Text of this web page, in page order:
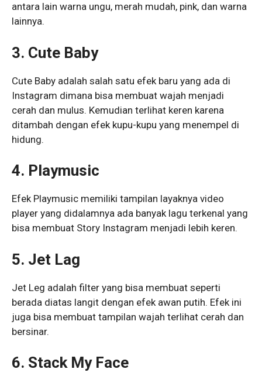
antara lain warna ungu, merah mudah, pink, dan warna
lainnya.
3. Cute Baby
Cute Baby adalah salah satu efek baru yang ada di
Instagram dimana bisa membuat wajah menjadi
cerah dan mulus. Kemudian terlihat keren karena
ditambah dengan efek kupu-kupu yang menempel di
hidung.
4. Playmusic
Efek Playmusic memiliki tampilan layaknya video
player yang didalamnya ada banyak lagu terkenal yang
bisa membuat Story Instagram menjadi lebih keren.
5. Jet Lag
Jet Leg adalah filter yang bisa membuat seperti
berada diatas langit dengan efek awan putih. Efek ini
juga bisa membuat tampilan wajah terlihat cerah dan
bersinar.
6. Stack My Face